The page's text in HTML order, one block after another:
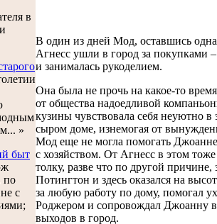
в
»
быт
по
с
В один из дней Мод, оставшись
Агнесс ушли в город за покупками –
и занималась рукоделием.
Она была не прочь на какое-то
от общества надоедливой
кузины чувствовала себя неуютно
сыром доме, изнемогая от
Мод еще не могла помогать Джоанне
с хозяйством. От Агнесс в этом
толку, разве что по другой причине,
Потингтон и здесь оказался на
за любую работу по дому, помогал
Роджером и сопровождал Джоанну
выходов в город.